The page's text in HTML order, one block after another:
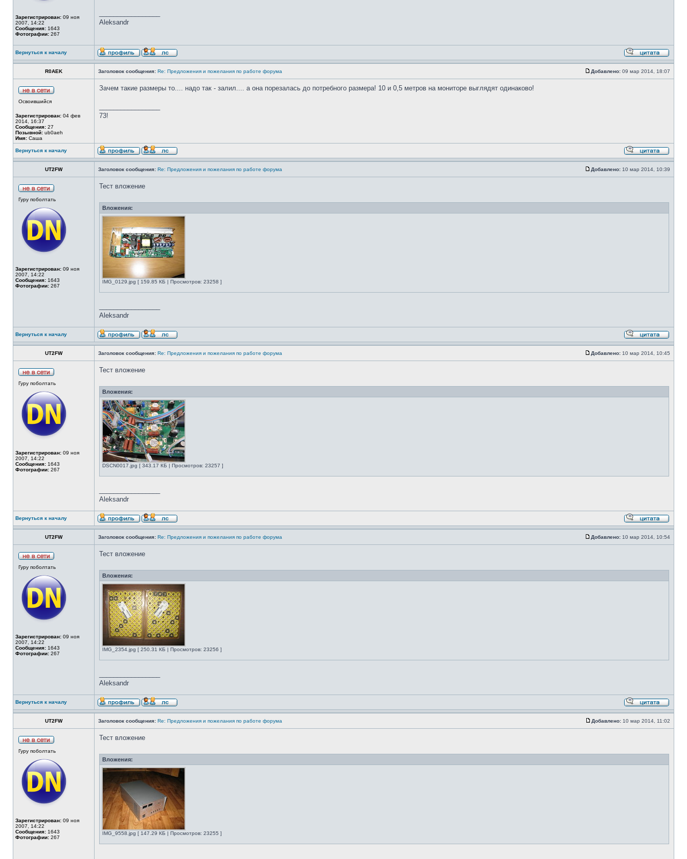
Зарегистрирован: 09 ноя
2007, 14:22
Сообщения: 1643
Фотографии: 267
Aleksandr
Вернуться к началу
R0AEK Заголовок сообщения: Re: Предложения и пожелания по работе форума Добавлено: 09 мар 2014, 18:07
Освоившийся
Зарегистрирован: 04 фев
2014, 16:37
Сообщения: 27
Позывной: ub0aeh
Имя: Саша
Зачем такие размеры то.... надо так - залил.... а она порезалась до потребного размера! 10 и 0,5 метров на мониторе выглядят одинаково!
73!
Вернуться к началу
UT2FW Заголовок сообщения: Re: Предложения и пожелания по работе форума Добавлено: 10 мар 2014, 10:39
Гуру поболтать
Зарегистрирован: 09 ноя
2007, 14:22
Сообщения: 1643
Фотографии: 267
Тест вложение
Вложения:
IMG_0129.jpg [ 159.85 КБ | Просмотров: 23258 ]
Aleksandr
Вернуться к началу
UT2FW Заголовок сообщения: Re: Предложения и пожелания по работе форума Добавлено: 10 мар 2014, 10:45
Гуру поболтать
Зарегистрирован: 09 ноя
2007, 14:22
Сообщения: 1643
Фотографии: 267
Тест вложение
Вложения:
DSCN0017.jpg [ 343.17 КБ | Просмотров: 23257 ]
Aleksandr
Вернуться к началу
UT2FW Заголовок сообщения: Re: Предложения и пожелания по работе форума Добавлено: 10 мар 2014, 10:54
Гуру поболтать
Зарегистрирован: 09 ноя
2007, 14:22
Сообщения: 1643
Фотографии: 267
Тест вложение
Вложения:
IMG_2354.jpg [ 250.31 КБ | Просмотров: 23256 ]
Aleksandr
Вернуться к началу
UT2FW Заголовок сообщения: Re: Предложения и пожелания по работе форума Добавлено: 10 мар 2014, 11:02
Гуру поболтать
Зарегистрирован: 09 ноя
2007, 14:22
Сообщения: 1643
Фотографии: 267
Тест вложение
Вложения:
IMG_9558.jpg [ 147.29 КБ | Просмотров: 23255 ]